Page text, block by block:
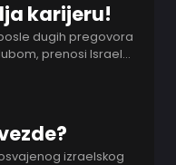
karijeru!
dugih pregovora
prenosi Israel
izraelskog